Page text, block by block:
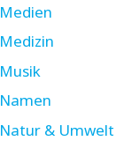
Medien
Medizin
Musik
Namen
Natur & Umwelt